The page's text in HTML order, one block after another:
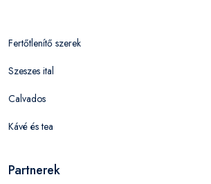
Fertőtlenítő szerek
Szeszes ital
Calvados
Kávé és tea
Partnerek